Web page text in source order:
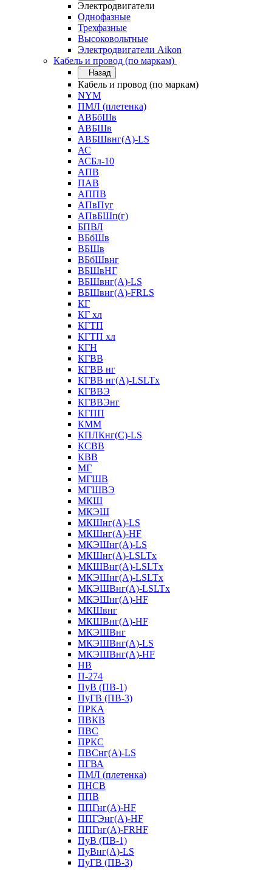
Электродвигатели
Однофазные
Трехфазные
Высоковольтные
Электродвигатели Aikon
Кабель и провод (по маркам)
Назад
Кабель и провод (по маркам)
NYM
ПМЛ (плетенка)
АВБбШв
АВБШв
АВБШвнг(А)-LS
АС
АСБл-10
АПВ
ПАВ
АППВ
АПвПуг
АПвБШп(г)
БПВЛ
ВБбШв
ВБШв
ВБбШвнг
ВБШвНГ
ВБШвнг(А)-LS
ВБШвнг(А)-FRLS
КГ
КГ хл
КГТП
КГТП хл
КГН
КГВВ
КГВВ нг
КГВВ нг(А)-LSLTx
КГВВЭ
КГВВЭнг
КГПП
КММ
КПЛКнг(C)-LS
КСВВ
КВВ
МГ
МГШВ
МГШВЭ
МКШ
МКЭШ
МКШнг(А)-LS
МКШнг(А)-HF
МКЭШнг(А)-LS
МКШнг(А)-LSLTx
МКШВнг(A)-LSLTx
МКЭШнг(А)-LSLTx
МКЭШВнг(A)-LSLTx
МКЭШнг(А)-HF
МКШвнг
МКШВнг(А)-HF
МКЭШВнг
МКЭШВнг(А)-LS
МКЭШВнг(А)-HF
НВ
П-274
ПуВ (ПВ-1)
ПуГВ (ПВ-3)
ПРКА
ПВКВ
ПВС
ПРКС
ПВСнг(А)-LS
ПГВА
ПМЛ (плетенка)
ПНСВ
ППВ
ППГнг(А)-HF
ППГЭнг(А)-HF
ППГнг(А)-FRHF
ПуВ (ПВ-1)
ПуВнг(А)-LS
ПуГВ (ПВ-3)